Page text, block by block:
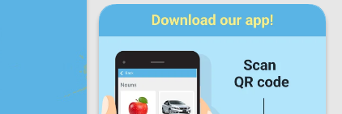
進度
星期一 星期三 星期四